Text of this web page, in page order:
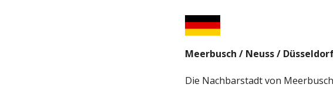
Meerbusch / Neuss /
Die Nachbarstadt von